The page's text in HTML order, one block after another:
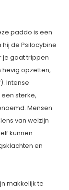
paddo is een
hij de Psilocybine
je gaat trippen
opzetten,
Intense
sterke,
Mensen
van welzijn
kunnen
en
makkelijk te